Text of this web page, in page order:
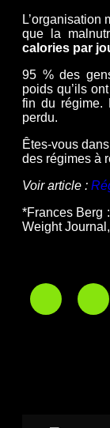
que la
calories par
95 % des
poids qu’ils
fin du régime.
perdu.
Êtes-vous
des régimes à
Voir article :
*Frances Berg
Weight